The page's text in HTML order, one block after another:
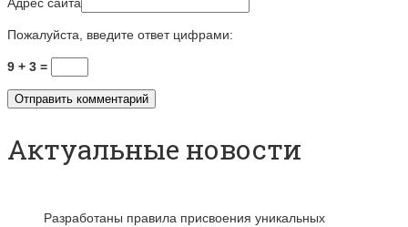
Адрес сайта
Пожалуйста, введите ответ цифрами:
9 + 3 =
Актуальные новости
Разработаны правила присвоения уникальных